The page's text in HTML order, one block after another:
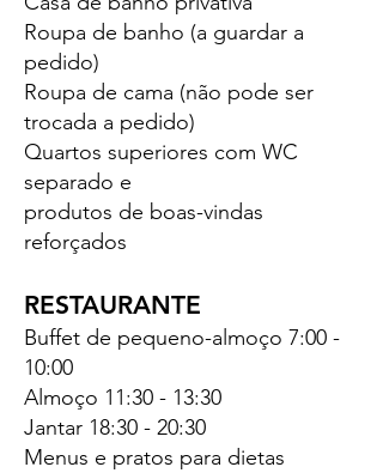
Roupa de banho (a guardar a
pedido)
Roupa de cama (não pode ser
trocada a pedido)
Quartos superiores com WC
separado e
produtos de boas-vindas
reforçados
RESTAURANTE
Buffet de pequeno-almoço 7:00 -
10:00
Almoço 11:30 - 13:30
Jantar 18:30 - 20:30
Menus e pratos para dietas